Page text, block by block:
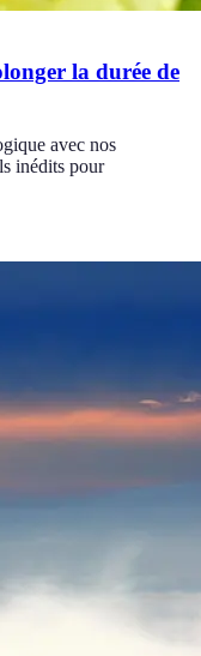
la durée de
avec nos
inédits pour